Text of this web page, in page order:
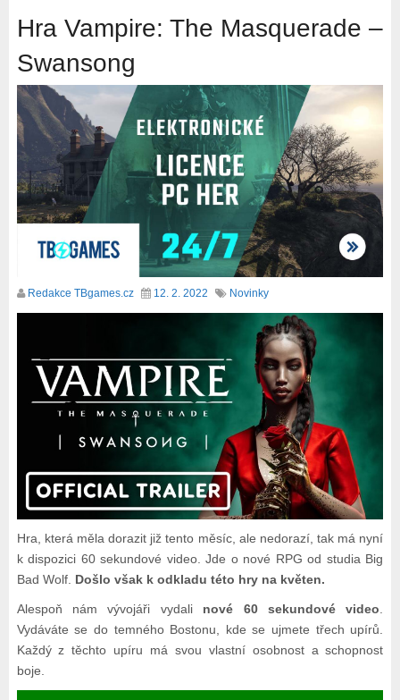
Hra Vampire: The Masquerade –
Swansong
Redakce TBgames.cz 12. 2. 2022 Novinky
Hra, která měla dorazit již tento měsíc, ale nedorazí, tak má nyní
k dispozici 60 sekundové video. Jde o nové RPG od studia Big
Bad Wolf. Došlo však k odkladu této hry na květen.
Alespoň nám vývojáři vydali nové 60 sekundové video
Vydáváte se do temného Bostonu, kde se ujmete třech upírů.
Každý z těchto upíru má svou vlastní osobnost a schopnost
boje.